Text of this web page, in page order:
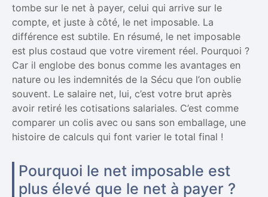
tombe sur le net à payer, celui qui arrive sur le
compte, et juste à côté, le net imposable. La
différence est subtile. En résumé, le net imposable
est plus costaud que votre virement réel. Pourquoi ?
Car il englobe des bonus comme les avantages en
nature ou les indemnités de la Sécu que l’on oublie
souvent. Le salaire net, lui, c’est votre brut après
avoir retiré les cotisations salariales. C’est comme
comparer un colis avec ou sans son emballage, une
histoire de calculs qui font varier le total final !
Pourquoi le net imposable est
plus élevé que le net à payer ?